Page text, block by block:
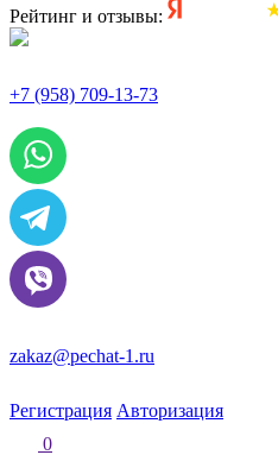
Рейтинг и отзывы:
+7 (958) 709-13-73
zakaz@pechat-1.ru
Регистрация Авторизация
0